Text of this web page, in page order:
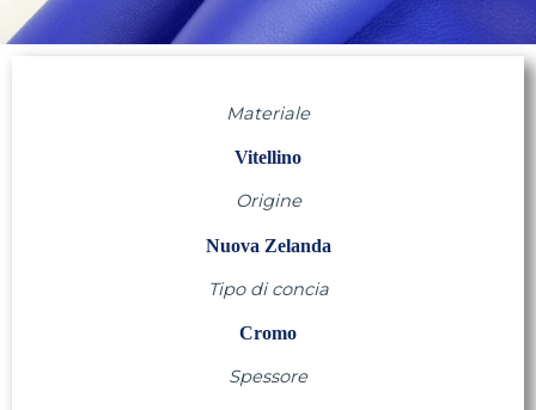
Materiale
Vitellino
Origine
Nuova Zelanda
Tipo di concia
Cromo
Spessore